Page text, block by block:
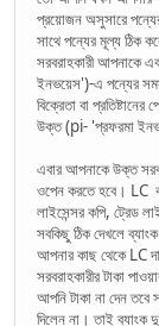
প্রয়োজন অসুসারে
সাথে পন্যের মূল্য ঠিক
সরবরাহকারী আপনাকে
ইনভয়েস')-এ পন্যের
বিক্রেতা বা
উক্ত (pi- 'প্রফরমা
এবার আপনাকে উক্ত
ওপেন করতে হবে। LC
লাইসেন্সর কপি, ট্রেড
সবকিছু ঠিক দেখলে
আপনার কাছ থেকে LC
সরবরাহকারীর টাকা
আপনি টাকা না দেন তবে
দিলেন না। তাই ব্যাংক